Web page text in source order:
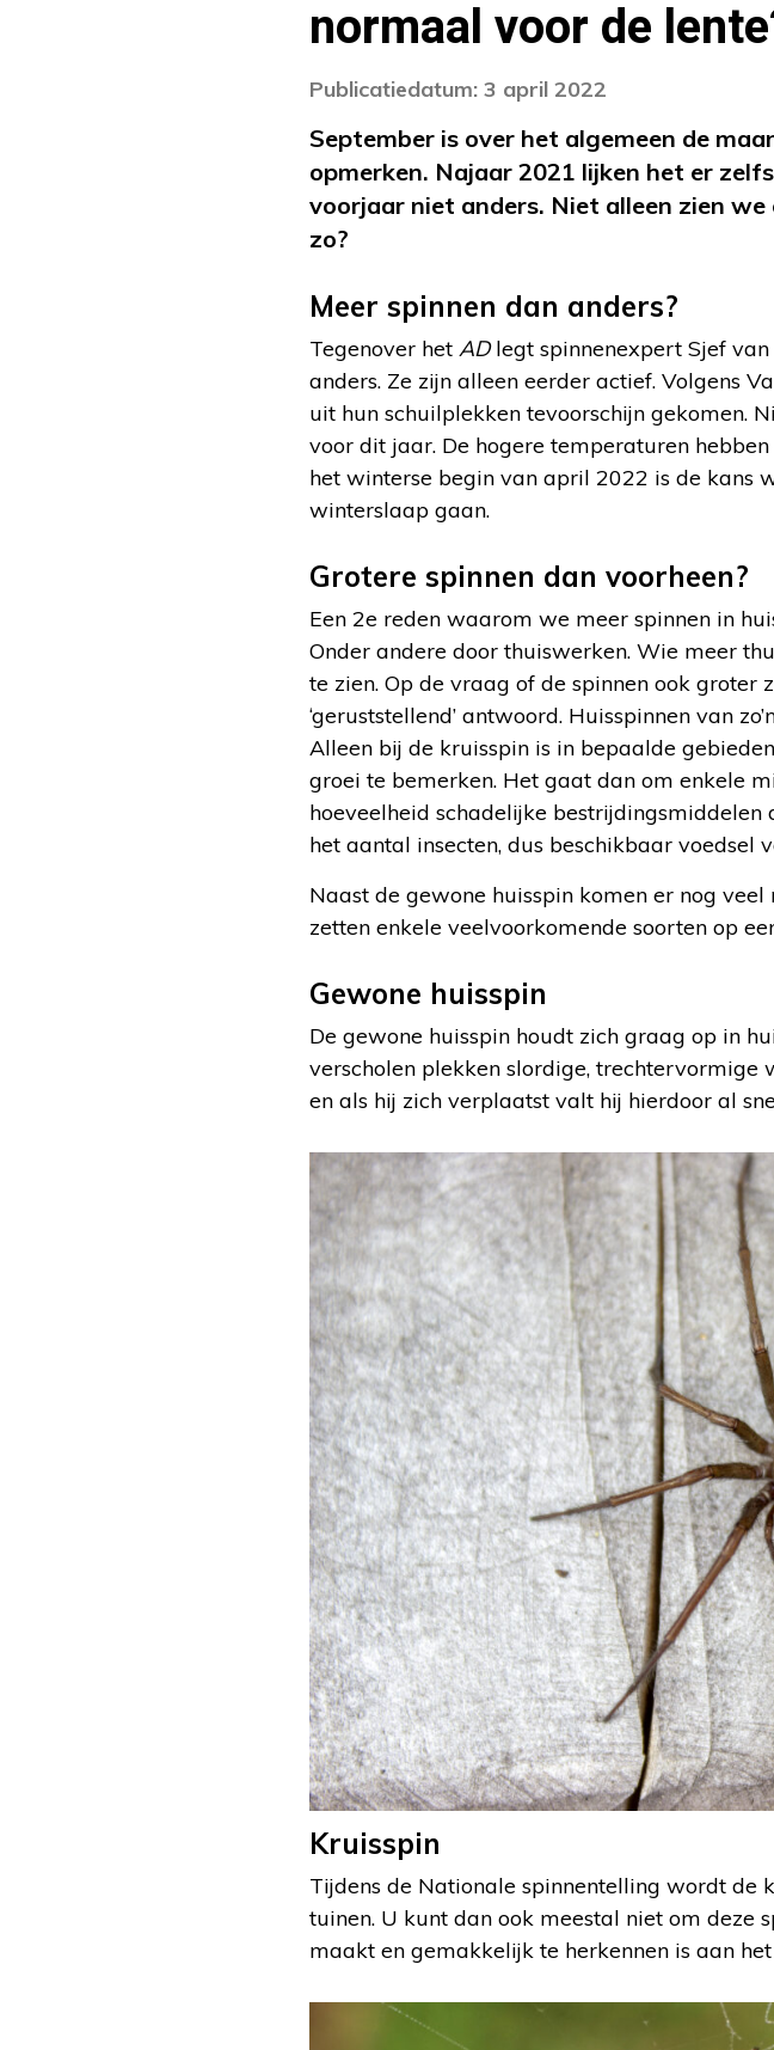
normaal voor de
Publicatiedatum: 3 april 2022
September is over het algemeen de
opmerken. Najaar 2021 lijken het er zelfs
voorjaar niet anders. Niet alleen zien
zo?
Meer spinnen dan anders?
Tegenover het ADlegt spinnenexpert Sjef
anders. Ze zijn alleen eerder actief. Volgens
uit hun schuilplekken tevoorschijn gekomen.
voor dit jaar. De hogere temperaturen
het winterse begin van april 2022 is de kans
winterslaap gaan.
Grotere spinnen dan voorheen?
Een 2e reden waarom we meer spinnen in
Onder andere door thuiswerken. Wie meer
te zien. Op de vraag of de spinnen ook groter
‘geruststellend’ antwoord. Huisspinnen van
Alleen bij de kruisspin is in bepaalde
groei te bemerken. Het gaat dan om enkele
hoeveelheid schadelijke
het aantal insecten, dus beschikbaar voedsel
Naast de gewone huisspin komen er nog
zetten enkele veelvoorkomende soorten op
Gewone huisspin
De gewone huisspin houdt zich graag op in
verscholen plekken slordige, trechtervormige
en als hij zich verplaatst valt hij hierdoor al
Kruisspin
Tijdens de Nationale spinnentelling wordt de
tuinen. U kunt dan ook meestal niet om deze
maakt en gemakkelijk te herkennen is aan